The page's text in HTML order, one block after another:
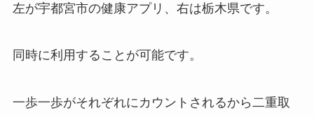
左が宇都宮市の健康アプリ、右は栃木県です。
同時に利用することが可能です。
一歩一歩がそれぞれにカウントされるから二重取